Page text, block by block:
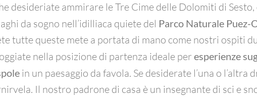
desideriate ammirare le Tre Cime delle Dolomiti di
da sogno nell’idilliaca quiete del Parco Naturale Puez-
tutte queste mete a portata di mano come nostri ospiti
nella posizione di partenza ideale peresperienze
in un paesaggio da favola. Se desiderate l’una o
Il nostro padrone di casa è un insegnante di sci e